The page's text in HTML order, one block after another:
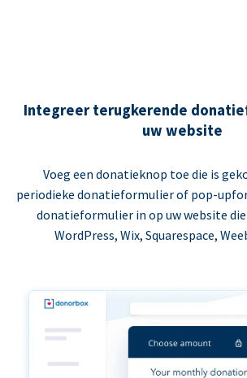
Integreer terugkerende
uw website
Voeg een donatieknop toe die is
periodieke donatieformulier of pop-
donatieformulier in op uw website
WordPress, Wix, Squarespace,